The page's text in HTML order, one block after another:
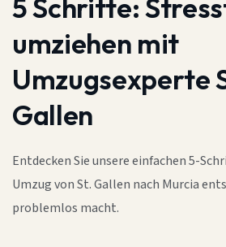
5 Schritte:
umziehen mit
Umzugsexperte
Gallen
Entdecken Sie unsere einfachen 5-
Umzug von St. Gallen nach Murcia
problemlos macht.